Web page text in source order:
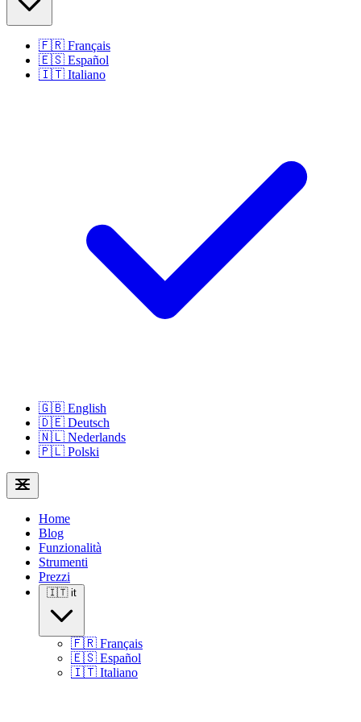
🇫🇷 Français
🇪🇸 Español
🇮🇹 Italiano
🇬🇧 English
🇩🇪 Deutsch
🇳🇱 Nederlands
🇵🇱 Polski
Home
Blog
Funzionalità
Strumenti
Prezzi
🇮🇹 it
🇫🇷 Français
🇪🇸 Español
🇮🇹 Italiano